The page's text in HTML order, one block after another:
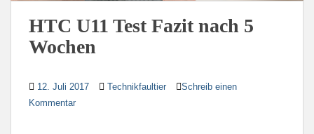
HTC U11 Test Fazit nach 5
Wochen
12. Juli 2017 Technikfaultier
Schreib einen
Kommentar